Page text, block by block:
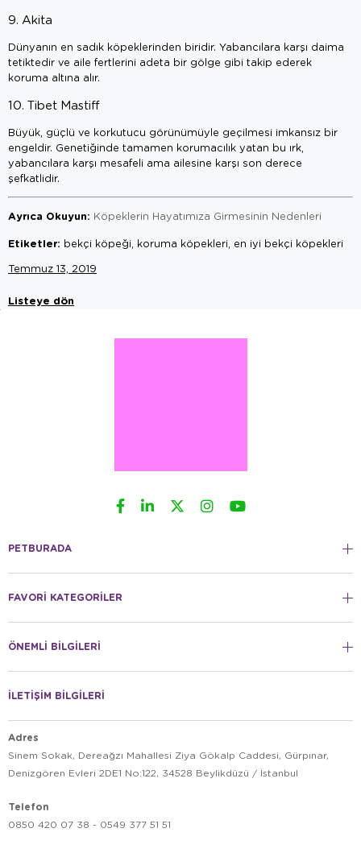
9. Akita
Dünyanın en sadık köpeklerinden biridir. Yabancılara karşı daima
tetiktedir ve aile fertlerini adeta bir gölge gibi takip ederek
koruma altına alır.
10. Tibet Mastiff
Büyük, güçlü ve korkutucu görünümüyle geçilmesi imkansız bir
engeldir. Genetiğinde tamamen korumacılık yatan bu ırk,
yabancılara karşı mesafeli ama ailesine karşı son derece
şefkatlidir.
Ayrıca Okuyun: Köpeklerin Hayatımıza Girmesinin Nedenleri
Etiketler: bekçi köpeği, koruma köpekleri, en iyi bekçi köpekleri
Temmuz 13, 2019
Listeye dön
PETBURADA
FAVORİ KATEGORİLER
ÖNEMLİ BİLGİLERİ
İLETİŞİM BİLGİLERİ
Adres
Sinem Sokak, Dereağzı Mahallesi Ziya Gökalp Caddesi, Gürpınar,
Denizgören Evleri 2DE1 No:122, 34528 Beylikdüzü / İstanbul
Telefon
0850 420 07 38 - 0549 377 51 51